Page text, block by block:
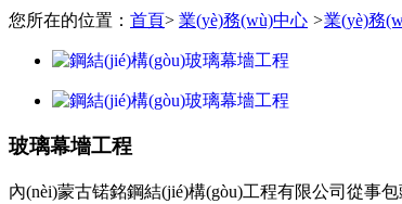
您所在的位置： 首頁> 業(yè)務(wù)中心 >業(yè)務
玻璃幕墻工程
內(nèi)蒙古锘銘鋼結(jié)構(gòu)工程有限公司從事